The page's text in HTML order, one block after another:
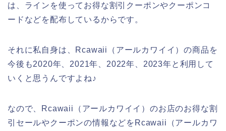
は、ラインを使ってお得な割引クーポンやクーポンコ
ードなどを配布しているからです。
それに私自身は、Rcawaii（アールカワイイ）の商品を
今後も2020年、2021年、2022年、2023年と利用して
いくと思うんですよね♪
なので、Rcawaii（アールカワイイ）のお店のお得な割
引セールやクーポンの情報などをRcawaii（アールカワ